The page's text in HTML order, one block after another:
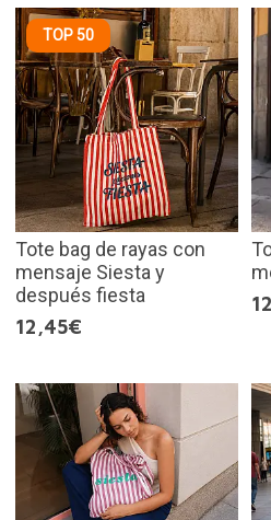
TOP 50
Tote bag de rayas con
mensaje Siesta y
después fiesta
12,45€